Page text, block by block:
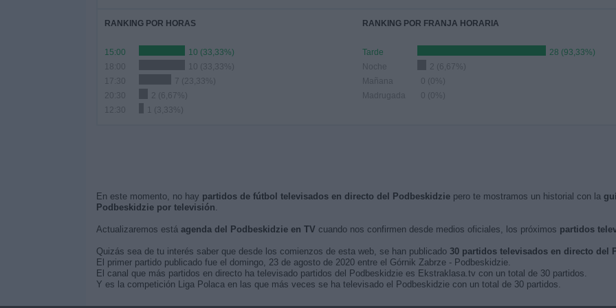
RANKING POR HORAS
15:00
10 (33,33%)
18:00
10 (33,33%)
17:30
7 (23,33%)
20:30
2 (6,67%)
12:30
1 (3,33%)
RANKING POR FRANJA HORARIA
Tarde
28 (93,33%)
Noche
2 (6,67%)
Mañana
0 (0%)
Madrugada
0 (0%)
En este momento, no hay partidos de fútbol televisados en directo del Podbeskidziepero te mostramos un historial con la
Podbeskidzie por televisión.
Actualizaremos está agenda del Podbeskidzie en TV cuando nos confirmen desde medios oficiales, los próximos partidos
Quizás sea de tu interés saber que desde los comienzos de esta web, se han publicado 30 partidos televisados en directo del
El primer partido publicado fue el domingo, 23 de agosto de 2020 entre el Górnik Zabrze - Podbeskidzie.
El canal que más partidos en directo ha televisado partidos del Podbeskidzie es Ekstraklasa.tv con un total de 30 partidos.
Y es la competición Liga Polaca en las que más veces se ha televisado el Podbeskidzie con un total de 30 partidos.